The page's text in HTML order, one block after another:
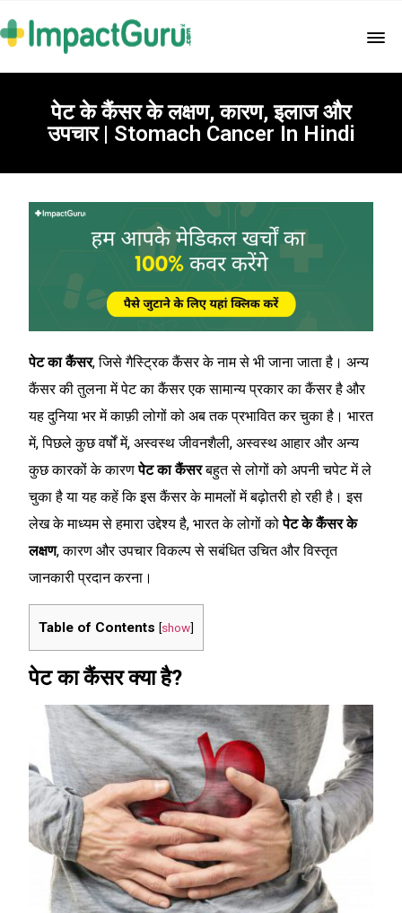
पेट के कैंसर के लक्षण, कारण, इलाज और
उपचार | Stomach Cancer In Hindi
पेट का कैंसर, जिसे गैस्ट्रिक कैंसर के नाम से भी जाना जाता है। अन्य
कैंसर की तुलना में पेट का कैंसर एक सामान्य प्रकार का कैंसर है और
यह दुनिया भर में काफ़ी लोगों को अब तक प्रभावित कर चुका है। भारत
में, पिछले कुछ वर्षों में, अस्वस्थ जीवनशैली, अस्वस्थ आहार और अन्य
कुछ कारकों के कारणपेट का कैंसरबहुत से लोगों को अपनी चपेट में ले
चुका है या यह कहें कि इस कैंसर के मामलों में बढ़ोतरी हो रही है। इस
लेख के माध्यम से हमारा उद्देश्य है, भारत के लोगों कोपेट के कैंसर के
लक्षण, कारण और उपचार विकल्प से सबंधित उचित और विस्तृत
जानकारी प्रदान करना।
Table of Contents [show]
पेट का कैंसर क्या है?